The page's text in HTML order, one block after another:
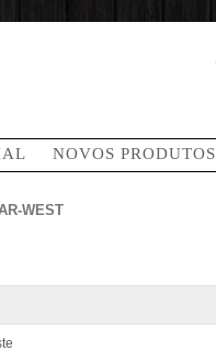
NOVOS PRODUTOS
WEST